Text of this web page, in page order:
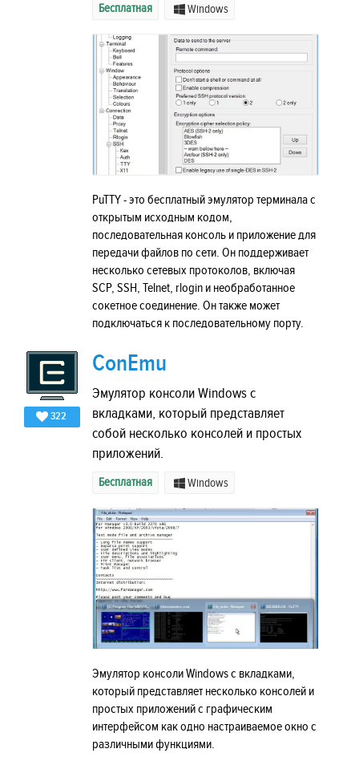
Бесплатная Windows
PuTTY - это бесплатный эмулятор терминала с
открытым исходным кодом,
последовательная консоль и приложение для
передачи файлов по сети. Он поддерживает
несколько сетевых протоколов, включая
SCP, SSH, Telnet, rlogin и необработанное
сокетное соединение. Он также может
подключаться к последовательному порту.
322
ConEmu
Эмулятор консоли Windows с
вкладками, который представляет
собой несколько консолей и простых
приложений.
Бесплатная Windows
Эмулятор консоли Windows с вкладками,
который представляет несколько консолей и
простых приложений с графическим
интерфейсом как одно настраиваемое окно с
различными функциями.